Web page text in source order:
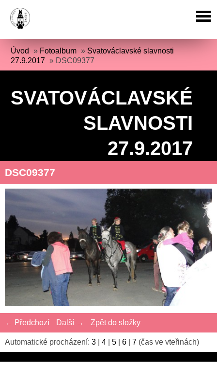
Úvod » Fotoalbum » Svatováclavské slavnosti
27.9.2017 » DSC09377
SVATOVÁCLAVSKÉ
SLAVNOSTI
27.9.2017
DSC09377
← Předchozí Další → Zpět do složky
Automatické procházení: 3 4 5 6 7 (čas ve vteřinách)